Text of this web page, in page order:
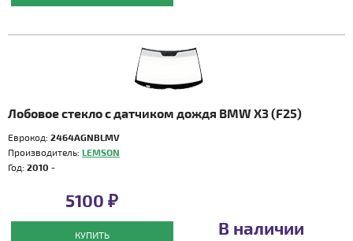
Лобовое стекло с датчиком дождя BMW X3 (F25)
Еврокод: 2464AGNBLMV
Производитель: LEMSON
Год: 2010 -
5100 ₽
КУПИТЬ В наличии